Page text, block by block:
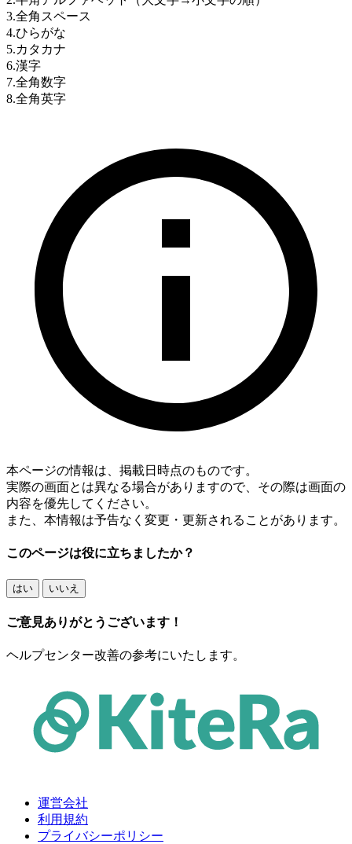
3.全角スペース
4.ひらがな
5.カタカナ
6.漢字
7.全角数字
8.全角英字
本ページの情報は、掲載日時点のものです。
実際の画面とは異なる場合がありますので、その際は画面の
内容を優先してください。
また、本情報は予告なく変更・更新されることがあります。
このページは役に立ちましたか？
はい いいえ
ご意見ありがとうございます！
ヘルプセンター改善の参考にいたします。
運営会社
利用規約
プライバシーポリシー